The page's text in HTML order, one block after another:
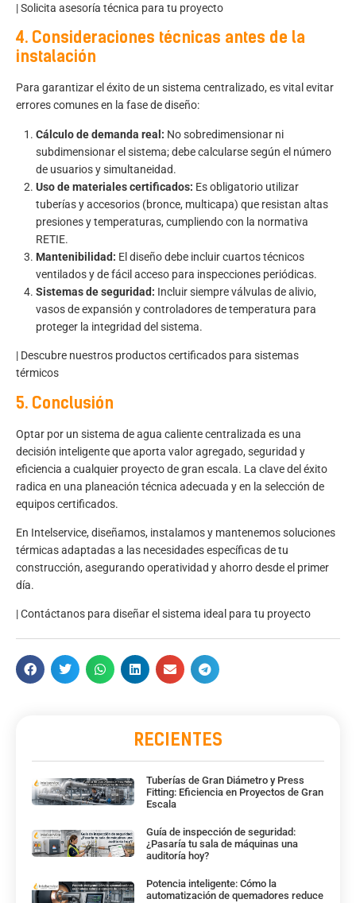
|Solicita asesoría técnica para tu proyecto
4. Consideraciones técnicas antes de la
instalación
Para garantizar el éxito de un sistema centralizado, es vital evitar
errores comunes en la fase de diseño:
Cálculo de demanda real: No sobredimensionar ni
subdimensionar el sistema; debe calcularse según el número
de usuarios y simultaneidad.
Uso de materiales certificados: Es obligatorio utilizar
tuberías y accesorios (bronce, multicapa) que resistan altas
presiones y temperaturas, cumpliendo con la normativa
RETIE.
Mantenibilidad: El diseño debe incluir cuartos técnicos
ventilados y de fácil acceso para inspecciones periódicas.
Sistemas de seguridad: Incluir siempre válvulas de alivio,
vasos de expansión y controladores de temperatura para
proteger la integridad del sistema.
| Descubre nuestros productos certificados para sistemas
térmicos
5. Conclusión
Optar por un sistema de agua caliente centralizada es una
decisión inteligente que aporta valor agregado, seguridad y
eficiencia a cualquier proyecto de gran escala. La clave del éxito
radica en una planeación técnica adecuada y en la selección de
equipos certificados.
En Intelservice, diseñamos, instalamos y mantenemos soluciones
térmicas adaptadas a las necesidades específicas de tu
construcción, asegurando operatividad y ahorro desde el primer
día.
|Contáctanos para diseñar el sistema ideal para tu proyecto
RECIENTES
Tuberías de Gran Diámetro y Press
Fitting: Eficiencia en Proyectos de Gran
Escala
Guía de inspección de seguridad:
¿Pasaría tu sala de máquinas una
auditoría hoy?
Potencia inteligente: Cómo la
automatización de quemadores reduce